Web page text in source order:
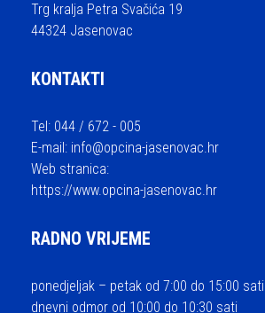
Trg kralja Petra Svačića 19
44324 Jasenovac
KONTAKTI
Tel: 044 / 672 - 005
E-mail: info@opcina-jasenovac.hr
Web stranica:
https://www.opcina-jasenovac.hr
RADNO VRIJEME
ponedjeljak – petak od 7:00 do 15:00 sati
dnevni odmor od 10:00 do 10:30 sati